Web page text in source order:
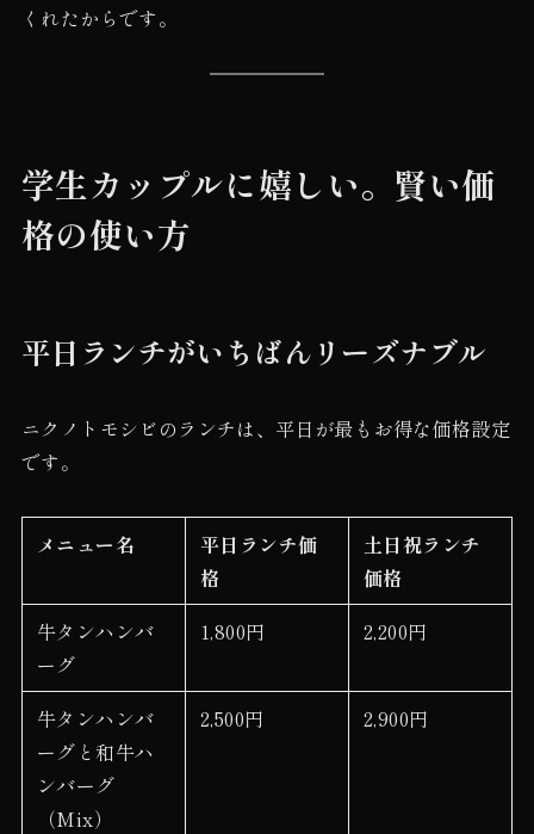
くれたからです。
学生カップルに嬉しい。賢い価
格の使い方
平日ランチがいちばんリーズナブル
ニクノトモシビのランチは、平日が最もお得な価格設定
です。
メニュー名
平日ランチ価
格
土日祝ランチ
価格
牛タンハンバ
ーグ
1,800円 2,200円
牛タンハンバ
ーグと和牛ハ
ンバーグ
（Mix）
2,500円 2,900円